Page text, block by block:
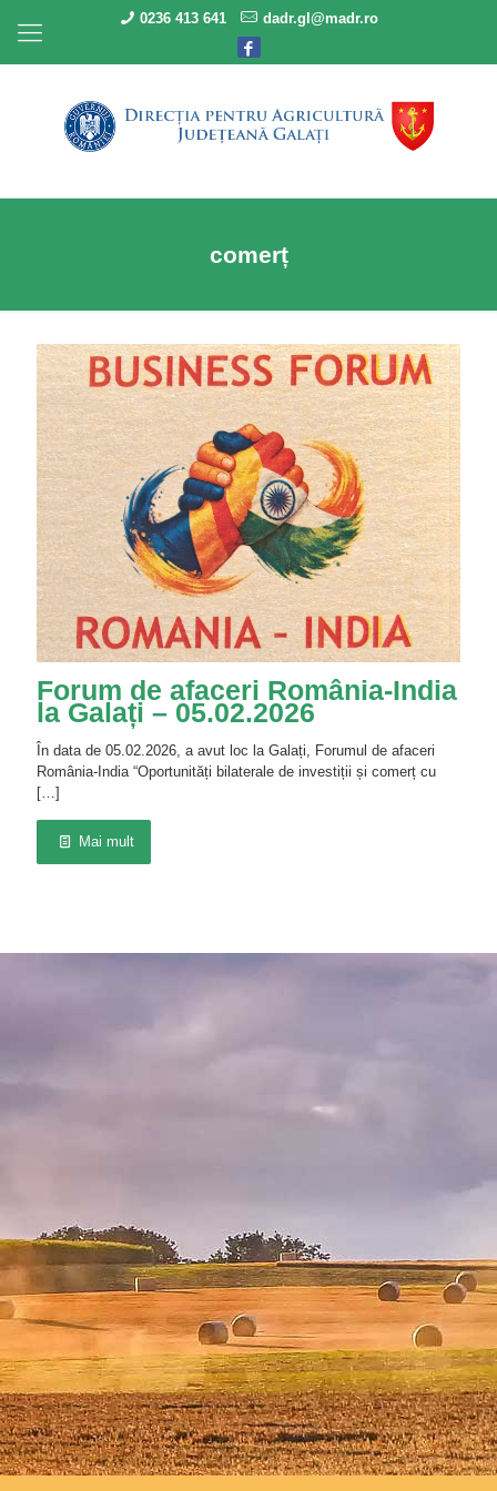
0236 413 641 dadr.gl@madr.ro
comerț
Forum de afaceri România-India
la Galați – 05.02.2026
În data de 05.02.2026, a avut loc la Galați, Forumul de afaceri
România-India “Oportunități bilaterale de investiții și comerț cu
[…]
Mai mult